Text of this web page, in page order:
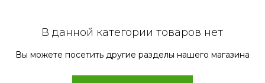
В данной категории товаров нет
Вы можете посетить другие разделы нашего магазина